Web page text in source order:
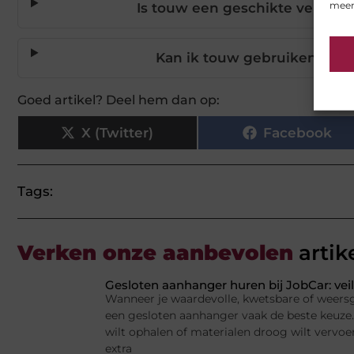
Is touw een geschikte
Kan ik touw gebruiken als
Goed artikel? Deel hem dan op:
X (Twitter) Facebook
Tags:
Verken onze aanbevolen
Gesloten aanhanger huren bij JobCar:
Wanneer je waardevolle, kwetsbare of
een gesloten aanhanger vaak de beste
wilt ophalen of materialen droog wilt
extra